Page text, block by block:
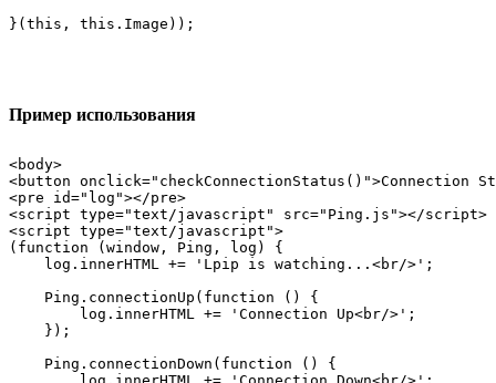
}(this, this.Image));
Пример использования
<body>
<button onclick="checkConnectionStatus()">Connection
<pre id="log"></pre>
<script type="text/javascript" src="Ping.js"></script>
<script type="text/javascript">
(function (window, Ping, log) {
    log.innerHTML += 'Lpip is watching...<br/>';
    Ping.connectionUp(function () {
        log.innerHTML += 'Connection Up<br/>';
    });
    Ping.connectionDown(function () {